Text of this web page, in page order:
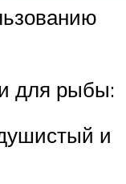
для рыбы:
и